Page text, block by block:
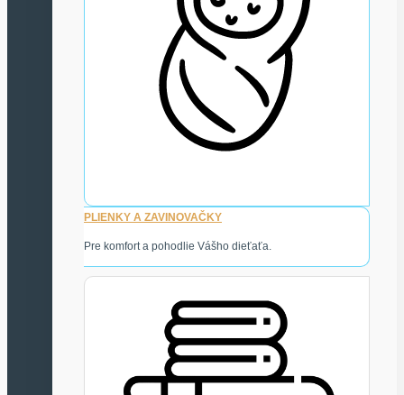
PLIENKY A ZAVINOVAČKY
Pre komfort a pohodlie Vášho dieťaťa.